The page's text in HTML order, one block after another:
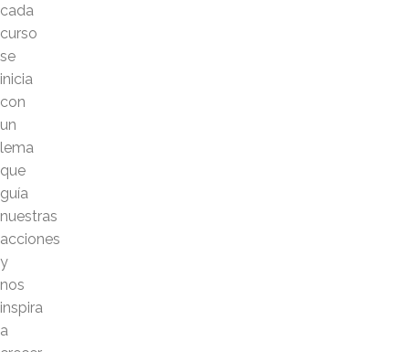
cada
curso
se
inicia
con
un
lema
que
guía
nuestras
acciones
y
nos
inspira
a